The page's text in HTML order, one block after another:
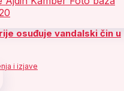
osuđuje vandalski čin u
i izjave